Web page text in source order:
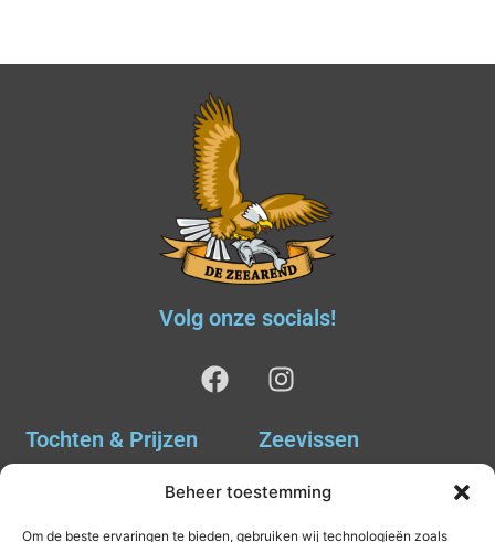
Beheer toestemming
Om de beste ervaringen te bieden, gebruiken wij technologieën zoals
Volg onze socials!
Tochten & Prijzen Zeevissen
Tochten & Prijzen